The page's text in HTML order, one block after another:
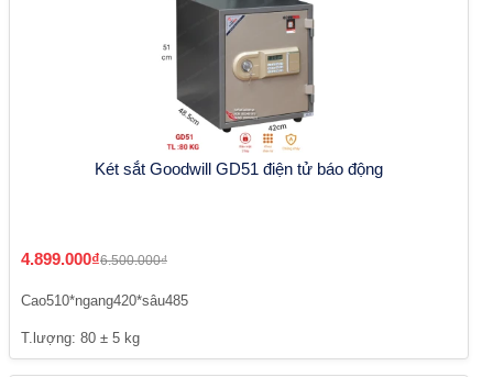
Két sắt Goodwill GD51 điện tử báo động
4.899.000₫6.500.000₫
Cao510*ngang420*sâu485
T.lượng: 80 ± 5 kg